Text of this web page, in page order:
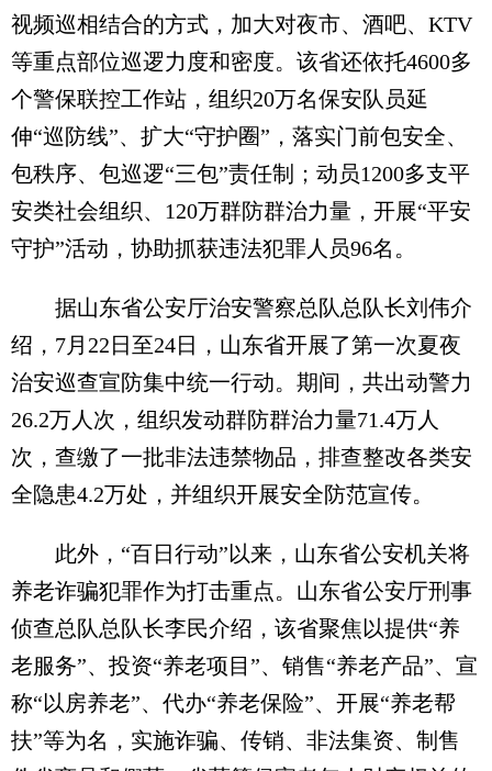
视频巡相结合的方式，加大对夜市、酒吧、KTV
等重点部位巡逻力度和密度。该省还依托4600多
个警保联控工作站，组织20万名保安队员延
伸“巡防线”、扩大“守护圈”，落实门前包安全、
包秩序、包巡逻“三包”责任制；动员1200多支平
安类社会组织、120万群防群治力量，开展“平安
守护”活动，协助抓获违法犯罪人员96名。
据山东省公安厅治安警察总队总队长刘伟介
绍，7月22日至24日，山东省开展了第一次夏夜
治安巡查宣防集中统一行动。期间，共出动警力
26.2万人次，组织发动群防群治力量71.4万人
次，查缴了一批非法违禁物品，排查整改各类安
全隐患4.2万处，并组织开展安全防范宣传。
此外，“百日行动”以来，山东省公安机关将
养老诈骗犯罪作为打击重点。山东省公安厅刑事
侦查总队总队长李民介绍，该省聚焦以提供“养
老服务”、投资“养老项目”、销售“养老产品”、宣
称“以房养老”、代办“养老保险”、开展“养老帮
扶”等为名，实施诈骗、传销、非法集资、制售